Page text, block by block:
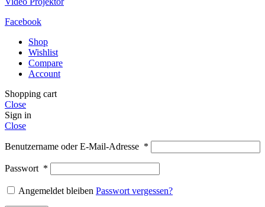
Facebook
Shop
Wishlist
Compare
Account
Shopping cart
Close
Sign in
Close
Benutzername oder E-Mail-Adresse *
Passwort *
Angemeldet bleiben Passwort vergessen?